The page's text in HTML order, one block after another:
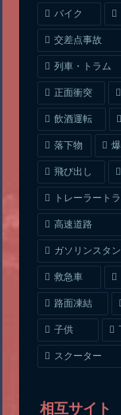
バイク
交差点事故
列車・トラム
正面衝突
飲酒運転
落下物
飛び出し
トレーラート
高速道路
ガソリンスタ
救急車
路面凍結
子供
スクーター
相互サイト